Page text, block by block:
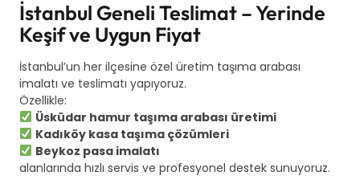
İstanbul Geneli Teslimat – Yerinde
Keşif ve Uygun Fiyat
İstanbul’un her ilçesine özel üretim taşıma arabası
imalatı ve teslimatı yapıyoruz.
Özellikle:
Üsküdar hamur taşıma arabası üretimi
Kadıköy kasa taşıma çözümleri
Beykoz pasa imalatı
alanlarında hızlı servis ve profesyonel destek sunuyoruz.